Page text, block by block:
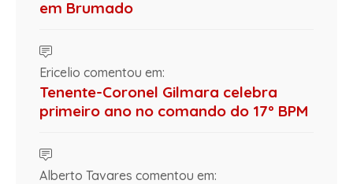
em Brumado
Ericelio comentou em:
Tenente-Coronel Gilmara celebra
primeiro ano no comando do 17º BPM
Alberto Tavares comentou em: